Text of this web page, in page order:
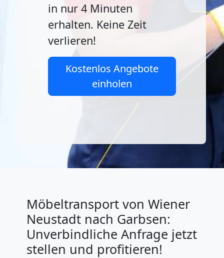
in nur 4 Minuten
erhalten. Keine Zeit
verlieren!
Kostenlos Angebote
einholen
Möbeltransport von Wiener
Neustadt nach Garbsen:
Unverbindliche Anfrage jetzt
stellen und profitieren!